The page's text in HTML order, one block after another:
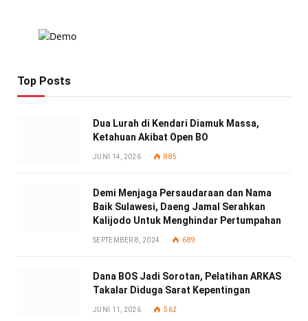
Top Posts
Dua Lurah di Kendari Diamuk Massa,
Ketahuan Akibat Open BO
JUNI 14, 2026 885
Demi Menjaga Persaudaraan dan Nama
Baik Sulawesi, Daeng Jamal Serahkan
Kalijodo Untuk Menghindar Pertumpahan
SEPTEMBER 8, 2024 689
Dana BOS Jadi Sorotan, Pelatihan ARKAS
Takalar Diduga Sarat Kepentingan
JUNI 11, 2026 562